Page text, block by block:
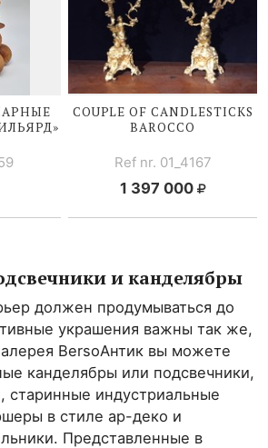
COUPLE OF CANDLESTICKS
BAROCCO
Ref nr. 01_4167
1 397 000
и канделябры
должен продумываться до
украшения важны так же,
BersoАнтик вы можете
канделябры или подсвечники,
старинные индустриальные
в стиле ар-деко и
Представленные в